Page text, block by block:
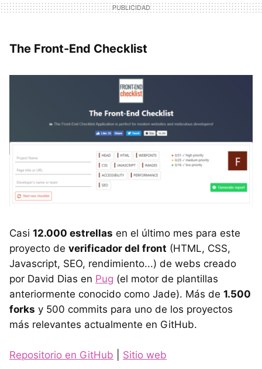
The Front-End Checklist
Casi 12.000 estrellas en el último mes para este
proyecto de verificador del front (HTML, CSS,
Javascript, SEO, rendimiento...) de webs creado
por David Dias en Pug (el motor de plantillas
anteriormente conocido como Jade). Más de 1.500
forks y 500 commits para uno de los proyectos
más relevantes actualmente en GitHub.
Repositorio en GitHub Sitio web